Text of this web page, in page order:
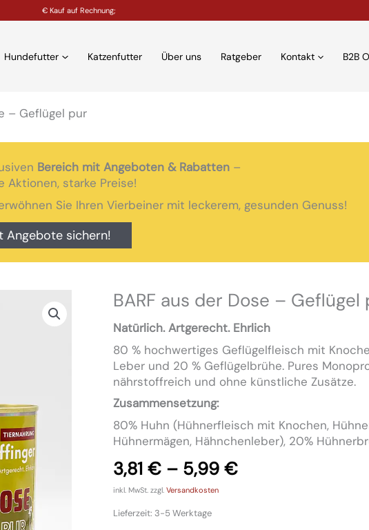
€ Kauf auf Rechnung;
Hundefutter Katzenfutter Über uns Ratgeber Kontakt B2B
– Geflügel pur
Bereich mit Angeboten & Rabatten–
Aktionen, starke Preise!
Sie Ihren Vierbeiner mit leckerem, gesunden Genuss!
Angebote sichern!
BARF aus der Dose – Geflügel
Natürlich. Artgerecht. Ehrlich
80 % hochwertiges Geflügelfleisch mit
Leber und 20 % Geflügelbrühe. Pures
nährstoffreich und ohne künstliche Zusätze.
Zusammensetzung:
80% Huhn (Hühnerfleisch mit Knochen,
Hühnermägen, Hähnchenleber), 20%
3,81 €– 5,99 €
inkl. MwSt. zzgl. Versandkosten
Lieferzeit: 3-5 Werktage
BARF
der
Dose
–
Geflügel
Menge